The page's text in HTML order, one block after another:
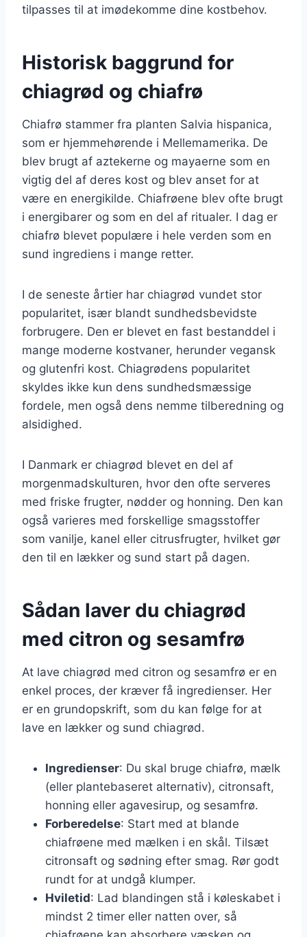
tilpasses til at imødekomme dine kostbehov.
Historisk baggrund for
chiagrød og chiafrø
Chiafrø stammer fra planten Salvia hispanica,
som er hjemmehørende i Mellemamerika. De
blev brugt af aztekerne og mayaerne som en
vigtig del af deres kost og blev anset for at
være en energikilde. Chiafrøene blev ofte brugt
i energibarer og som en del af ritualer. I dag er
chiafrø blevet populære i hele verden som en
sund ingrediens i mange retter.
I de seneste årtier har chiagrød vundet stor
popularitet, især blandt sundhedsbevidste
forbrugere. Den er blevet en fast bestanddel i
mange moderne kostvaner, herunder vegansk
og glutenfri kost. Chiagrødens popularitet
skyldes ikke kun dens sundhedsmæssige
fordele, men også dens nemme tilberedning og
alsidighed.
I Danmark er chiagrød blevet en del af
morgenmadskulturen, hvor den ofte serveres
med friske frugter, nødder og honning. Den kan
også varieres med forskellige smagsstoffer
som vanilje, kanel eller citrusfrugter, hvilket gør
den til en lækker og sund start på dagen.
Sådan laver du chiagrød
med citron og sesamfrø
At lave chiagrød med citron og sesamfrø er en
enkel proces, der kræver få ingredienser. Her
er en grundopskrift, som du kan følge for at
lave en lækker og sund chiagrød.
Ingredienser: Du skal bruge chiafrø, mælk
(eller plantebaseret alternativ), citronsaft,
honning eller agavesirup, og sesamfrø.
Forberedelse: Start med at blande
chiafrøene med mælken i en skål. Tilsæt
citronsaft og sødning efter smag. Rør godt
rundt for at undgå klumper.
Hviletid: Lad blandingen stå i køleskabet i
mindst 2 timer eller natten over, så